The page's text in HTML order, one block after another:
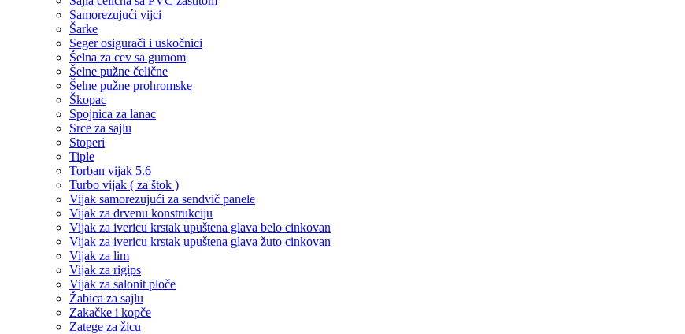
Samorezujući vijci
Šarke
Seger osigurači i uskočnici
Šelna za cev sa gumom
Šelne pužne čelične
Šelne pužne prohromske
Škopac
Spojnica za lanac
Srce za sajlu
Stoperi
Tiple
Torban vijak 5.6
Turbo vijak ( za štok )
Vijak samorezujući za sendvič panele
Vijak za drvenu konstrukciju
Vijak za ivericu krstak upuštena glava belo cinkovan
Vijak za ivericu krstak upuštena glava žuto cinkovan
Vijak za lim
Vijak za rigips
Vijak za salonit ploče
Žabica za sajlu
Zakačke i kopče
Zatege za žicu